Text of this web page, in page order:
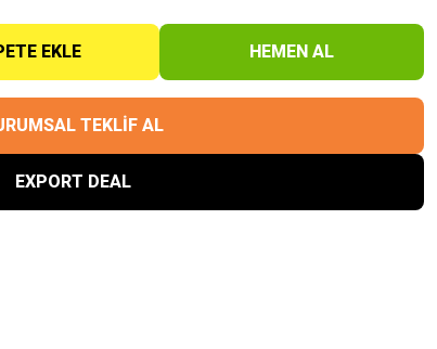
EKLE HEMEN AL
TEKLİF AL
EXPORT DEAL